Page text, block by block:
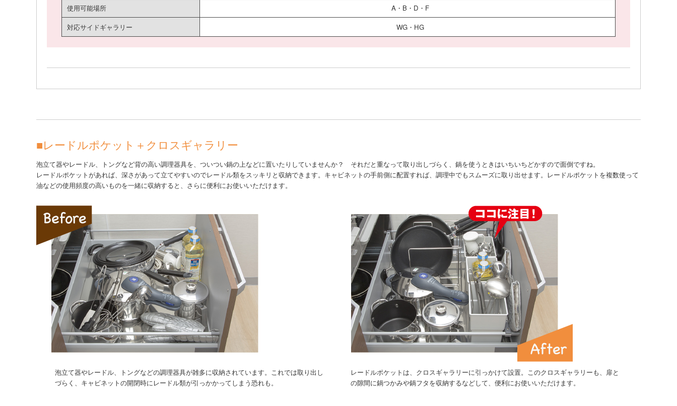
使用可能場所
A・B・D・F
対応サイドギャラリー
WG・HG
■レードルポケット＋クロスギャラリー
泡立て器やレードル、トングなど背の高い調理器具を、ついつい鍋の上などに置いたりしていませんか？ それだと重なって取り出しづらく、鍋を使うときはいちいちどかすので面倒ですね。
レードルポケットがあれば、深さがあって立てやすいのでレードル類をスッキリと収納できます。キャビネットの手前側に配置すれば、調理中でもスムーズに取り出せます。レードルポケットを複数使って
油などの使用頻度の高いものを一緒に収納すると、さらに便利にお使いいただけます。
泡立て器やレードル、トングなどの調理器具が雑多に収納されています。これでは取り出し
づらく、キャビネットの開閉時にレードル類が引っかかってしまう恐れも。
レードルポケットは、クロスギャラリーに引っかけて設置。このクロスギャラリーも、扉と
の隙間に鍋つかみや鍋フタを収納するなどして、便利にお使いいただけます。